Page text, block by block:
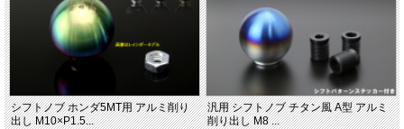
シフトノブ ホンダ5MT用 アルミ削り
出し M10×P1.5...
汎用 シフトノブ チタン風 A型 アルミ
削り出し M8 ...